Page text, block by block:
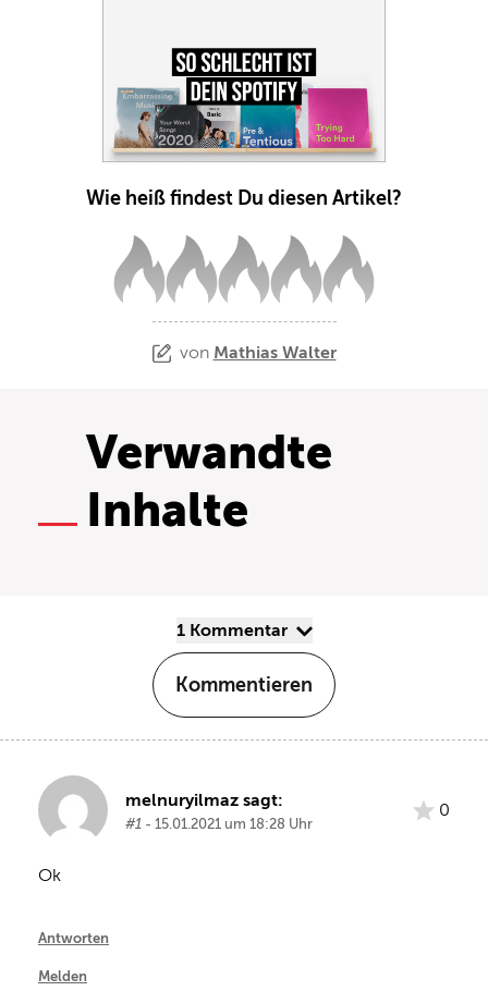
Wie heiß findest Du diesen Artikel?
von Mathias Walter
Verwandte
Inhalte
1 Kommentar
Kommentieren
melnuryilmaz sagt:
#1 - 15.01.2021 um 18:28 Uhr
0
Ok
Antworten
Melden